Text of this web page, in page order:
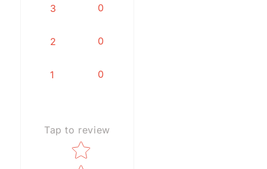
3 0
2 0
1 0
Tap to review
Star rating